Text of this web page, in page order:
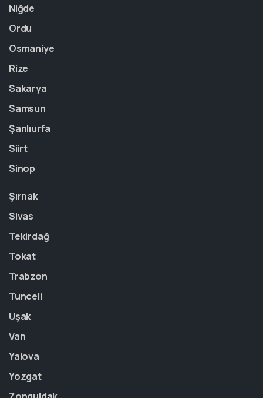
Niğde
Ordu
Osmaniye
Rize
Sakarya
Samsun
Şanlıurfa
Siirt
Sinop
Şırnak
Sivas
Tekirdağ
Tokat
Trabzon
Tunceli
Uşak
Van
Yalova
Yozgat